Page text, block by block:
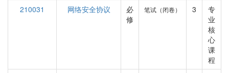
210031
网络安全协议
必
修
笔试（闭卷） 3
专
业
核
心
课
程